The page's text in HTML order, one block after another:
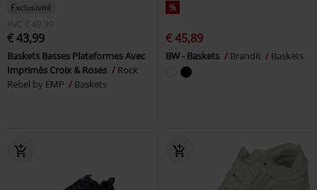
Exclusivité
PVC € 49,99
€ 43,99
Baskets Basses Plateformes Avec
Imprimés Croix & Roses
Rock
Rebel by EMP
Baskets
%
€ 45,89
BW - Baskets Brandit Baskets